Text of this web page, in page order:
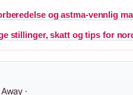
og astma-vennlig
stillinger, skatt og tips for
·